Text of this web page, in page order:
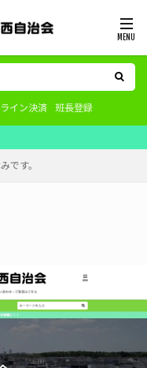
イン決済 班長登録
です。